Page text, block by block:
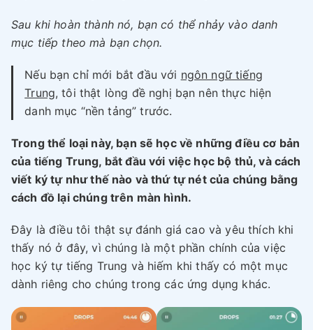
Sau khi hoàn thành nó, bạn có thể nhảy vào danh
mục tiếp theo mà bạn chọn.
Nếu bạn chỉ mới bắt đầu với ngôn ngữ tiếng
Trung, tôi thật lòng đề nghị bạn nên thực hiện
danh mục “nền tảng” trước.
Trong thể loại này, bạn sẽ học về những điều cơ bản
của tiếng Trung, bắt đầu với việc học bộ thủ, và cách
viết ký tự như thế nào và thứ tự nét của chúng bằng
cách đồ lại chúng trên màn hình.
Đây là điều tôi thật sự đánh giá cao và yêu thích khi
thấy nó ở đây, vì chúng là một phần chính của việc
học ký tự tiếng Trung và hiếm khi thấy có một mục
dành riêng cho chúng trong các ứng dụng khác.